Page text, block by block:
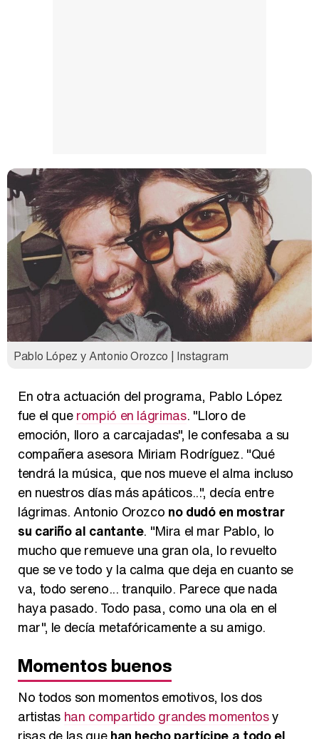
Pablo López y Antonio Orozco | Instagram
En otra actuación del programa, Pablo López
fue el querompió en lágrimas. "Lloro de
emoción, lloro a carcajadas", le confesaba a su
compañera asesora Miriam Rodríguez. "Qué
tendrá la música, que nos mueve el alma incluso
en nuestros días más apáticos...", decía entre
lágrimas. Antonio Orozco no dudó en mostrar
su cariño al cantante. "Mira el mar Pablo, lo
mucho que remueve una gran ola, lo revuelto
que se ve todo y la calma que deja en cuanto se
va, todo sereno... tranquilo. Parece que nada
haya pasado. Todo pasa, como una ola en el
mar", le decía metafóricamente a su amigo.
Momentos buenos
No todos son momentos emotivos, los dos
artistas han compartido grandes momentosy